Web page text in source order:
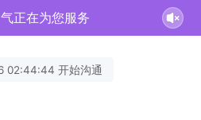
正在为您服务
02:44:44 开始沟通